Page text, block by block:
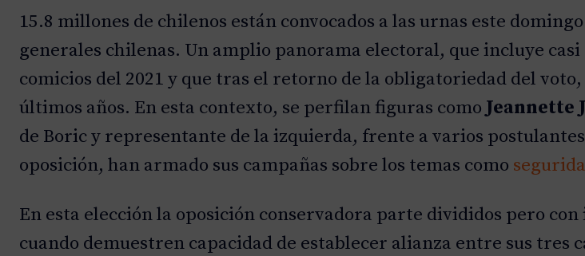
15.8 millones de chilenos están convocados a las urnas este
generales chilenas. Un amplio panorama electoral, que incluye casi
comicios del 2021 y que tras el retorno de la obligatoriedad del
últimos años. En esta contexto, se perfilan figuras comoJeannette
de Boric y representante de la izquierda, frente a varios
oposición, han armado sus campañas sobre los temas como
En esta elección la oposición conservadora parte divididos pero
cuando demuestren capacidad de establecer alianza entre sus tres